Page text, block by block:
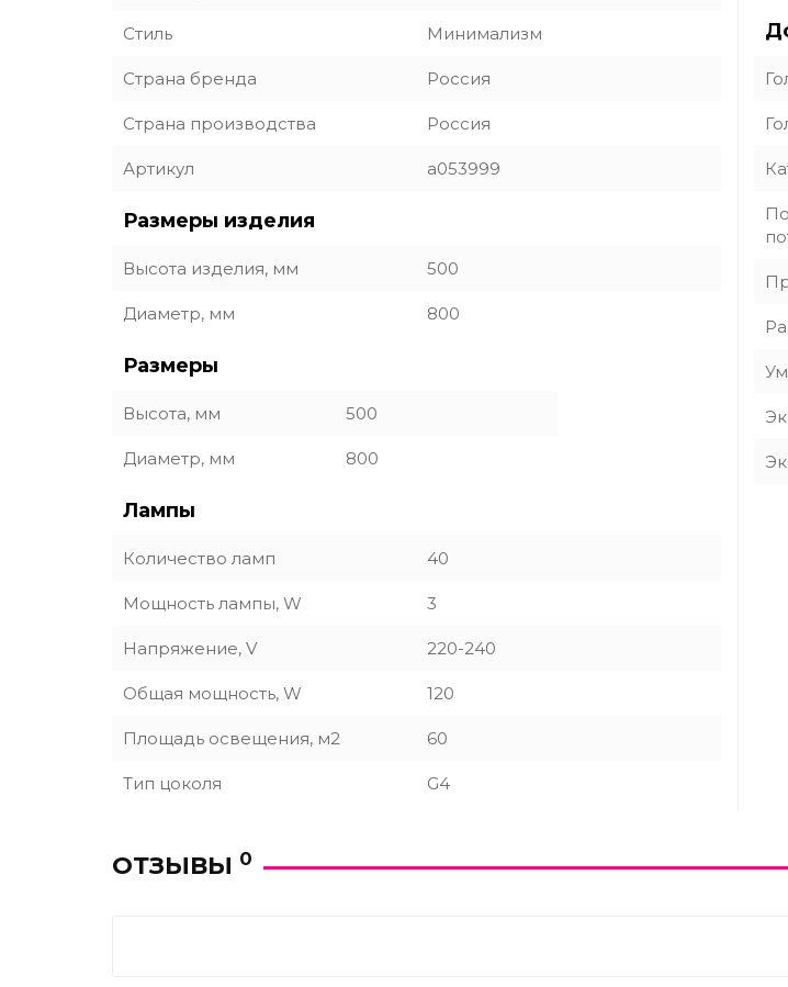
Стиль Минимализм
Страна бренда Россия
Страна производства Россия
Артикул a053999
Размеры изделия
Высота изделия, мм 500
Диаметр, мм 800
Размеры
Высота, мм 500
Диаметр, мм 800
Лампы
Количество ламп 40
Мощность лампы, W 3
Напряжение, V 220-240
Общая мощность, W 120
Площадь освещения, м2 60
Тип цоколя G4
ОТЗЫВЫ 0